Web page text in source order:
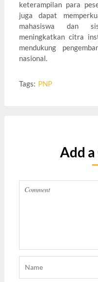
keterampilan para
juga dapat
mahasiswa dan
meningkatkan citra
mendukung
nasional.
Tags: PNP
Add